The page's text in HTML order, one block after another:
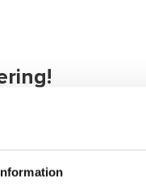
design, är vår nya
vi erbjuder, så i ett